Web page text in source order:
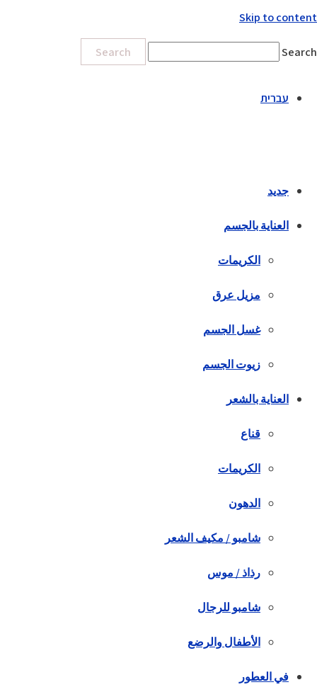
Skip to content
Search
Search
עברית
جديد
العناية بالجسم
الكريمات
مزيل عرق
غسل الجسم
زيوت الجسم
العناية بالشعر
قناع
الكريمات
الدهون
شامبو / مكيف الشعر
رذاذ / موس
شامبو للرجال
الأطفال والرضع
في العطور